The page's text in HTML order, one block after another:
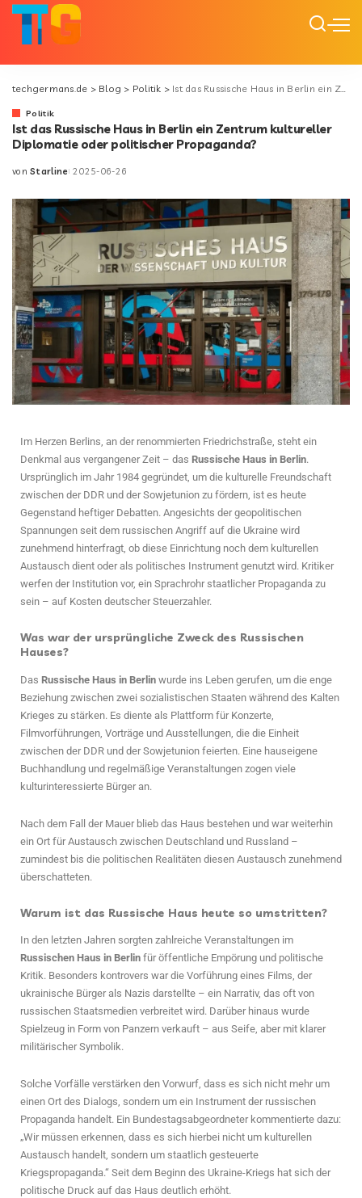
techgermans.de > Blog > Politik > Ist das Russische Haus in Berlin ein Zentrum kultureller Diplomatie oder politischer Propaganda?
Politik
Ist das Russische Haus in Berlin ein Zentrum kultureller
Diplomatie oder politischer Propaganda?
von Starline 2025-06-26
Im Herzen Berlins, an der renommierten Friedrichstraße, steht ein
Denkmal aus vergangener Zeit – das Russische Haus in Berlin.
Ursprünglich im Jahr 1984 gegründet, um die kulturelle Freundschaft
zwischen der DDR und der Sowjetunion zu fördern, ist es heute
Gegenstand heftiger Debatten. Angesichts der geopolitischen
Spannungen seit dem russischen Angriff auf die Ukraine wird
zunehmend hinterfragt, ob diese Einrichtung noch dem kulturellen
Austausch dient oder als politisches Instrument genutzt wird. Kritiker
werfen der Institution vor, ein Sprachrohr staatlicher Propaganda zu
sein – auf Kosten deutscher Steuerzahler.
Was war der ursprüngliche Zweck des Russischen
Hauses?
Das Russische Haus in Berlin wurde ins Leben gerufen, um die enge
Beziehung zwischen zwei sozialistischen Staaten während des Kalten
Krieges zu stärken. Es diente als Plattform für Konzerte,
Filmvorführungen, Vorträge und Ausstellungen, die die Einheit
zwischen der DDR und der Sowjetunion feierten. Eine hauseigene
Buchhandlung und regelmäßige Veranstaltungen zogen viele
kulturinteressierte Bürger an.
Nach dem Fall der Mauer blieb das Haus bestehen und war weiterhin
ein Ort für Austausch zwischen Deutschland und Russland –
zumindest bis die politischen Realitäten diesen Austausch zunehmend
überschatteten.
Warum ist das Russische Haus heute so umstritten?
In den letzten Jahren sorgten zahlreiche Veranstaltungen im
Russischen Haus in Berlin für öffentliche Empörung und politische
Kritik. Besonders kontrovers war die Vorführung eines Films, der
ukrainische Bürger als Nazis darstellte – ein Narrativ, das oft von
russischen Staatsmedien verbreitet wird. Darüber hinaus wurde
Spielzeug in Form von Panzern verkauft – aus Seife, aber mit klarer
militärischer Symbolik.
Solche Vorfälle verstärken den Vorwurf, dass es sich nicht mehr um
einen Ort des Dialogs, sondern um ein Instrument der russischen
Propaganda handelt. Ein Bundestagsabgeordneter kommentierte dazu:
„Wir müssen erkennen, dass es sich hierbei nicht um kulturellen
Austausch handelt, sondern um staatlich gesteuerte
Kriegspropaganda.“ Seit dem Beginn des Ukraine-Kriegs hat sich der
politische Druck auf das Haus deutlich erhöht.